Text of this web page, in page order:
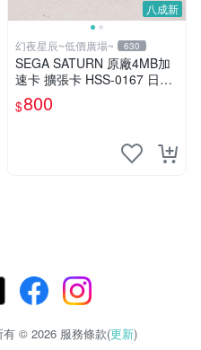
八成新
幻夜星辰~低價廣場~ 630
SEGA SATURN 原廠4MB加
速卡 擴張卡 HSS-0167 日本
製 BB0440
$800
有 © 2026 服務條款(更新)